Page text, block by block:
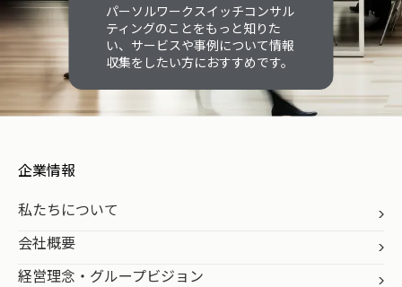
パーソルワークスイッチコンサル
ティングのことをもっと知りた
い、サービスや事例について情報
収集をしたい方におすすめです。
企業情報
私たちについて
会社概要
経営理念・グループビジョン